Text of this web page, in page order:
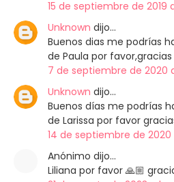
15 de septiembre de 2019
Unknown dijo…
Buenos dias me podrías
de Paula por
7 de septiembre de 2020
Unknown dijo…
Buenos días me podrías
de Larissa por favor
14 de septiembre de 2020
Anónimo dijo…
Liliana por favor 🙏🏼